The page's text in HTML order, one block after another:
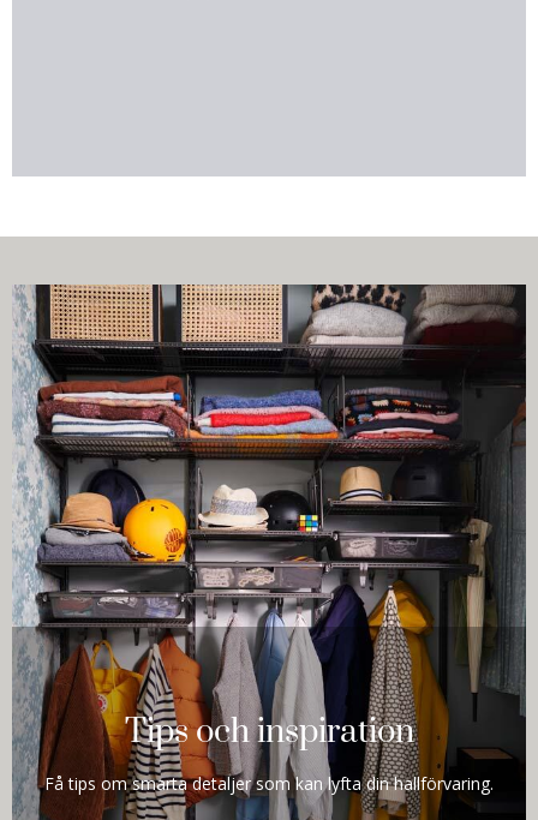
Tips och inspiration
Få tips om smarta detaljer som kan lyfta din hallförvaring.